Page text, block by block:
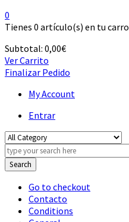
0
Tienes 0 artículo(s) en tu carro
Subtotal: 0,00€
Ver Carrito
Finalizar Pedido
My Account
Entrar
Search
Go to checkout
Contacto
Conditions